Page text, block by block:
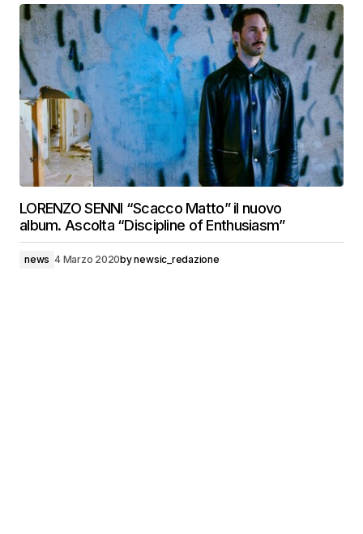
LORENZO SENNI “Scacco Matto” il nuovo
album. Ascolta “Discipline of Enthusiasm”
news 4 Marzo 2020bynewsic_redazione